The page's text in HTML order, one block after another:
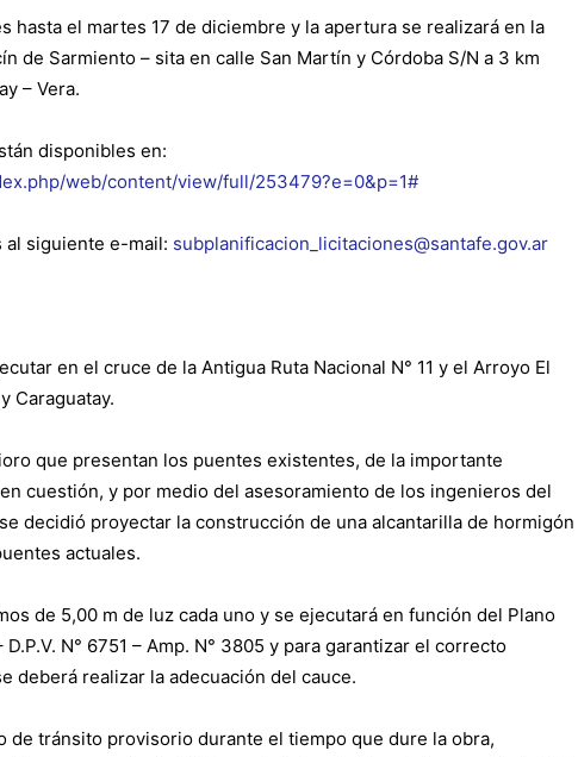
hasta el martes 17 de diciembre y la apertura se realizará en la
de Sarmiento – sita en calle San Martín y Córdoba S/N a 3 km
– Vera.
disponibles en:
web/content/view/full/253479?e=0&p=1#
al siguiente e-mail: subplanificacion_licitaciones@santafe.gov.ar
en el cruce de la Antigua Ruta Nacional N° 11 y el Arroyo El
Caraguatay.
que presentan los puentes existentes, de la importante
cuestión, y por medio del asesoramiento de los ingenieros del
decidió proyectar la construcción de una alcantarilla de hormigón
actuales.
de 5,00 m de luz cada uno y se ejecutará en función del Plano
N° 6751 – Amp. N° 3805 y para garantizar el correcto
deberá realizar la adecuación del cauce.
de tránsito provisorio durante el tiempo que dure la obra,